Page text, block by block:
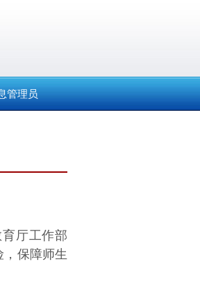
管理员
厅工作部
保障师生